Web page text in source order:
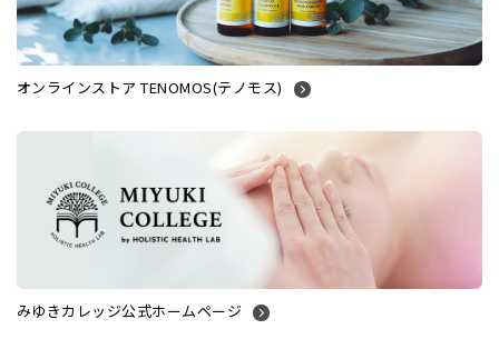
オンラインストア TENOMOS(テノモス)
みゆきカレッジ公式ホームページ